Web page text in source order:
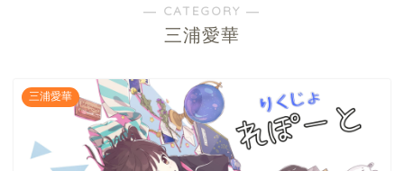
― CATEGORY ―
三浦愛華
三浦愛華